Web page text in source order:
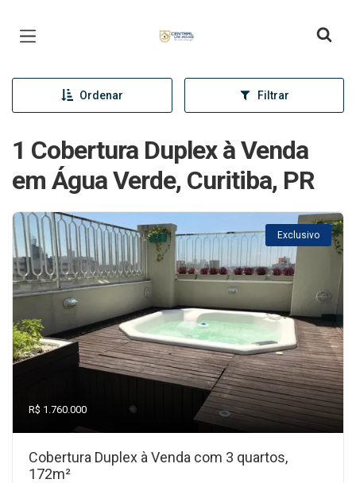
Ordenar Filtrar
1 Cobertura Duplex à Venda
em Água Verde, Curitiba, PR
Exclusivo
R$ 1.760.000
Cobertura Duplex à Venda com 3 quartos,
172m²